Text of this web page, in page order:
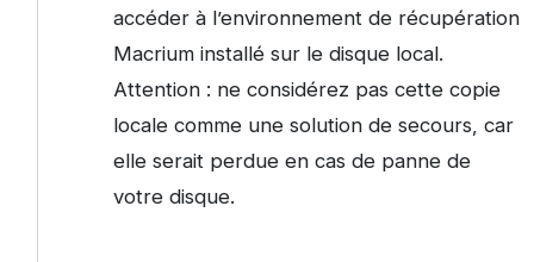
accéder à l’environnement de récupération
Macrium installé sur le disque local.
Attention : ne considérez pas cette copie
locale comme une solution de secours, car
elle serait perdue en cas de panne de
votre disque.